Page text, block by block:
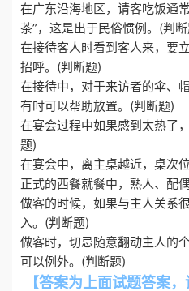
在广东沿海地区，请客吃饭通
茶”，这是出于民俗惯例。(判
在接待客人时看到客人来，要
招呼。(判断题)
在接待中，对于来访者的伞、
有时可以帮助放置。(判断题)
在宴会过程中如果感到太热了
题)
在宴会中，离主桌越近，桌次
正式的西餐就餐中，熟人、配
做客的时候，如果与主人关系
入。(判断题)
做客时，切忌随意翻动主人的
可以例外。(判断题)
【答案为上面试题答案